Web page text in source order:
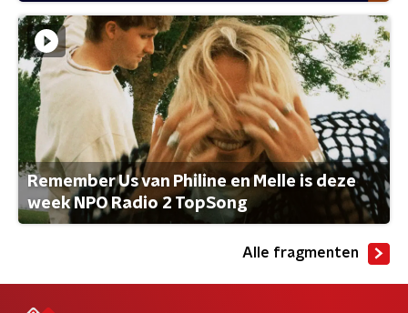
Remember Us van Philine en Melle is deze
week NPO Radio 2 TopSong
Alle fragmenten